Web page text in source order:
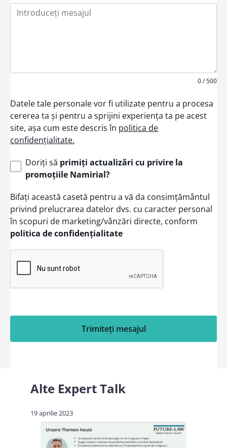
+
1
0 / 500
Datele tale personale vor fi utilizate pentru a procesa
cererea ta și pentru a sprijini experiența ta pe acest
site, așa cum este descris în politica de
confidențialitate.
Doriți să primiți actualizări cu privire la
promoțiile Namirial?
Bifați această casetă pentru a vă da consimțământul
privind prelucrarea datelor dvs. cu caracter personal
în scopuri de marketing/vânzări directe, conform
politica de confidențialitate
Trimiteți mesajul
Alte Expert Talk
19 aprilie 2023